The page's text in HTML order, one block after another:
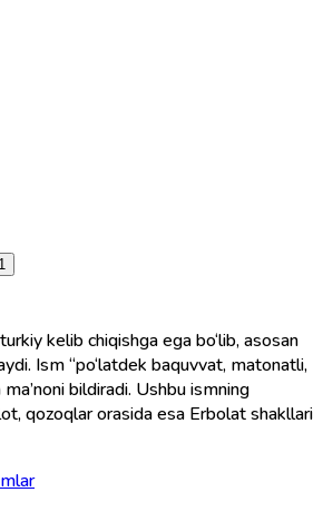
1
kelib chiqishga ega bo‘lib, asosan
Ism “po‘latdek baquvvat, matonatli,
bildiradi. Ushbu ismning
qozoqlar orasida esa Erbolat shakllari